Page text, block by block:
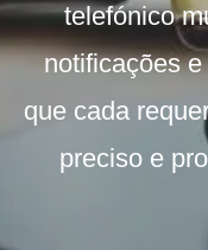
telefónico
notificações
que cada
preciso e